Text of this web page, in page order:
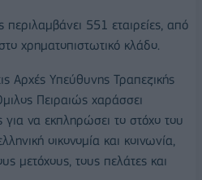
551 εταιρείες, από
χρηματοπιστωτικό κλάδο.
Αρχές Υπεύθυνης Τραπεζικής
Πειραιώς χαράσσει
για να εκπληρώσει το στόχο του
οικονομία και κοινωνία,
μετόχους, τους πελάτες και